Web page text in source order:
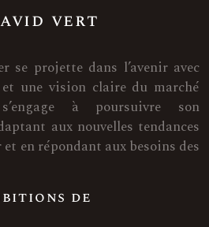
vert
se projette dans l’avenir avec
une vision claire du marché
à poursuivre son
aux nouvelles tendances
en répondant aux besoins des
de